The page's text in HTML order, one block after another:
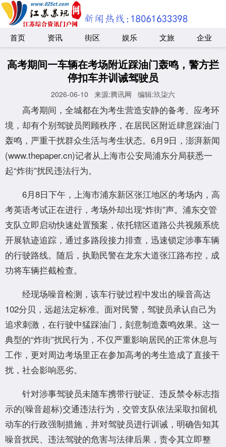
首页 资讯 街区 娱乐 文旅 企业
高考期间一车辆在考场附近踩油门轰鸣，警方拦
停扣车并训诫驾驶员
2026-06-10 来源:腾讯网 编辑:玖柒六
高考期间，全城都在为考生营造安静的备考、应考环
境，却有个别驾驶员罔顾秩序，在居民区附近肆意踩油门
轰鸣，严重干扰群众生活与考生状态。6月9日，澎湃新闻
(www.thepaper.cn)记者从上海市公安局浦东分局获悉一
起“炸街”扰民违法行为。
6月8日下午，上海市浦东新区张江地区的考场内，高
考英语考试正在进行，考场外却出现“炸街”声。浦东交管
支队立即启动快速处置预案，依托辖区道路公共视频系统
开展轨迹追踪，通过多路段接力排查，迅速锁定涉事车辆
的行驶路线。随后，执勤民警在龙东大道张江路布控，成
功将车辆拦截检查。
经现场噪音检测，该车行驶过程中发出的噪音高达
102分贝，远超法定标准。面对民警，驾驶员承认自己为
追求刺激，在行驶中猛踩油门，刻意制造轰鸣效果。这一
典型的“炸街”扰民行为，不仅严重影响居民的正常休息与
工作，更对周边考场里正在参加高考的考生造成了直接干
扰，社会影响恶劣。
针对涉事驾驶员未随车携带行驶证、违反禁令标志指
示的(噪音超标)交通违法行为，交管支队依法采取扣留机
动车的行政强制措施，并对驾驶员进行训诫，明确告知其
噪音扰民、违法驾驶的危害与法律后果，责令其立即整